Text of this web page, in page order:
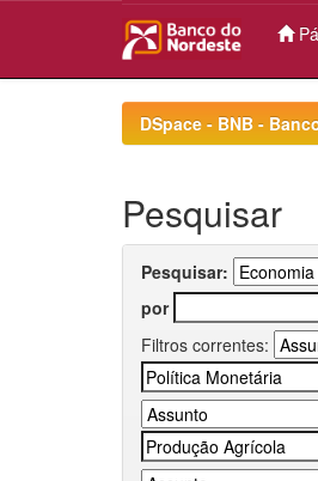
DSpace - BNB -
Pesquisar
Pesquisar:
por
Filtros correntes: